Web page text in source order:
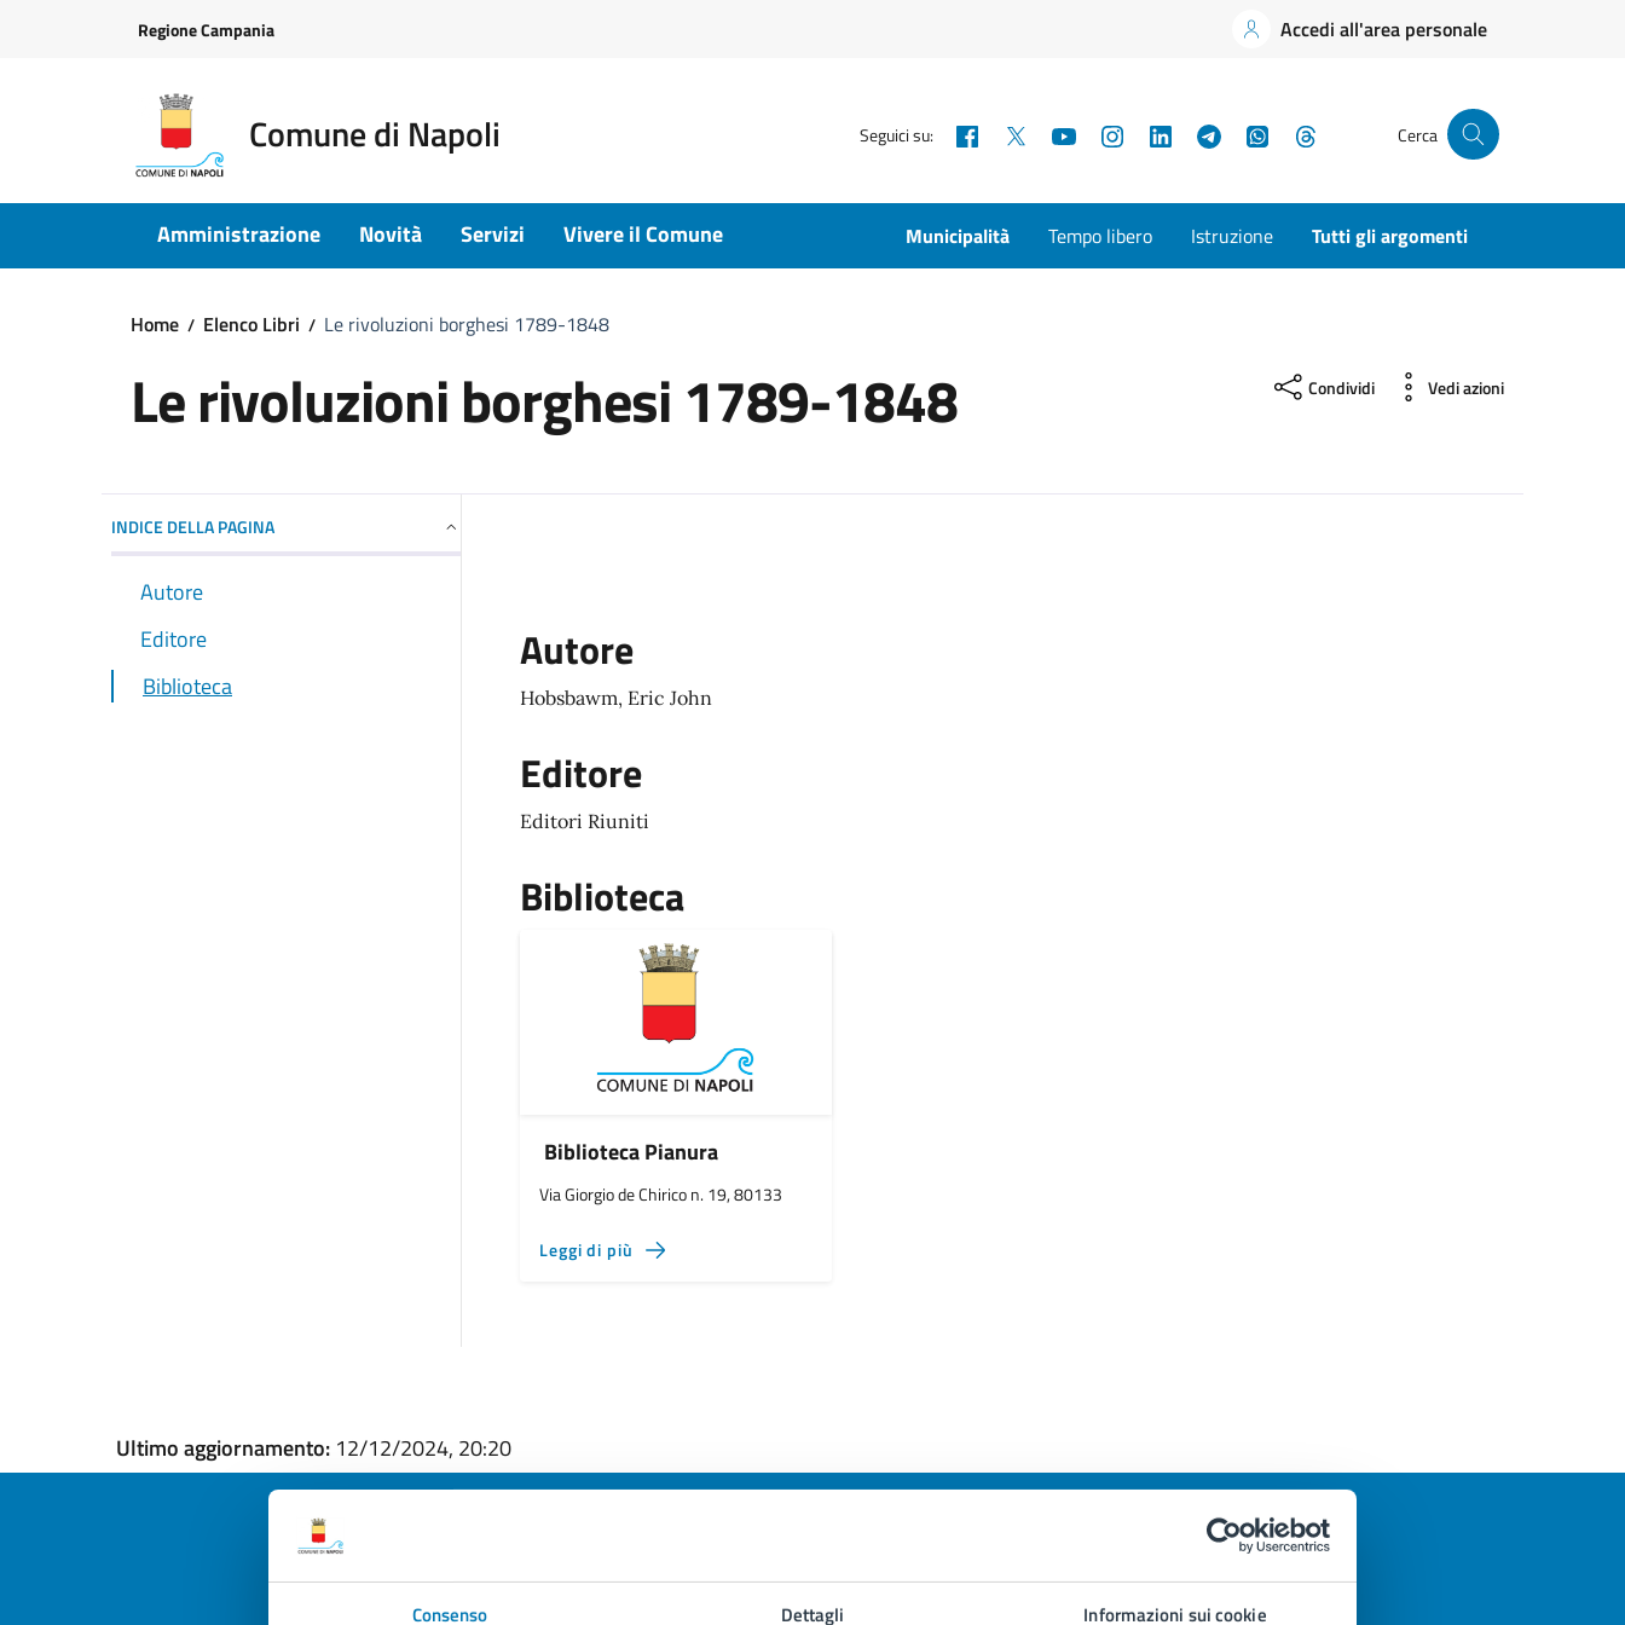
Consenso Dettagli Informazioni sui cookie
Regione Campania Accedi all'area personale
Comune di Napoli Seguici su: Facebook YouTubeInstagramLinkedInTelegramWhatsApp Cerca
Amministrazione Novità Servizi Vivere il Comune Municipalità Tempo libero Istruzione Tutti gli argomenti
Home Elenco Libri Le rivoluzioni borghesi 1789-1848
Le rivoluzioni borghesi 1789-1848 Condividi Vedi azioni
INDICE DELLA PAGINA
Autore
Editore
Biblioteca
Autore
Hobsbawm, Eric John
Editore
Editori Riuniti
Biblioteca
Biblioteca Pianura
Via Giorgio de Chirico n. 19, 80133
Leggi di più
Ultimo aggiornamento: 12/12/2024, 20:20